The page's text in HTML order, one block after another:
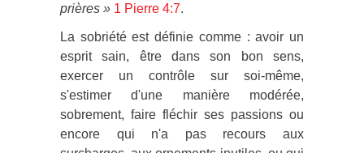
prières » 1 Pierre 4:7.
La sobriété est définie comme : avoir un
esprit sain, être dans son bon sens,
exercer un contrôle sur soi-même,
s'estimer d'une manière modérée,
sobrement, faire fléchir ses passions ou
encore qui n'a pas recours aux